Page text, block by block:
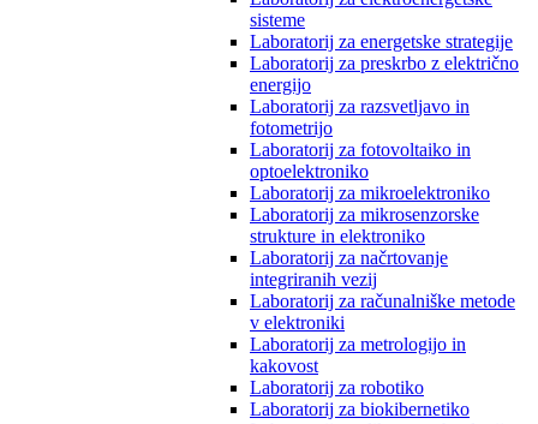
sisteme
Laboratorij za energetske strategije
Laboratorij za preskrbo z električno
energijo
Laboratorij za razsvetljavo in
fotometrijo
Laboratorij za fotovoltaiko in
optoelektroniko
Laboratorij za mikroelektroniko
Laboratorij za mikrosenzorske
strukture in elektroniko
Laboratorij za načrtovanje
integriranih vezij
Laboratorij za računalniške metode
v elektroniki
Laboratorij za metrologijo in
kakovost
Laboratorij za robotiko
Laboratorij za biokibernetiko